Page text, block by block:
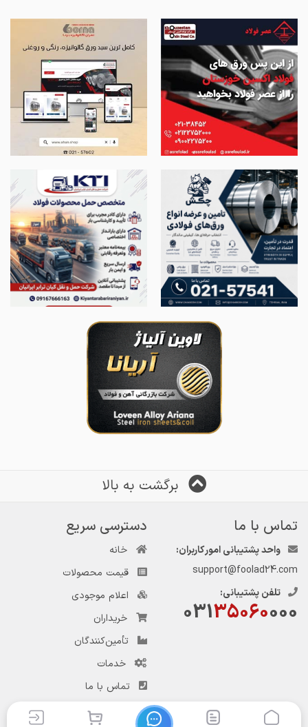
برگشت به بالا
تماس با ما
واحد پشتیبانی امور کاربران:
support@foolad24.com
تلفن پشتیبانی:
03135060000
دسترسی سریع
خانه
قیمت محصولات
اعلام موجودی
خریداران
تأمین‌کنندگان
خدمات
تماس با ما